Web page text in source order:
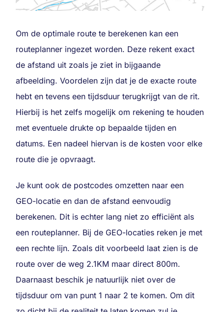
Om de optimale route te berekenen kan een
routeplanner ingezet worden. Deze rekent exact
de afstand uit zoals je ziet in bijgaande
afbeelding. Voordelen zijn dat je de exacte route
hebt en tevens een tijdsduur terugkrijgt van de rit.
Hierbij is het zelfs mogelijk om rekening te houden
met eventuele drukte op bepaalde tijden en
datums. Een nadeel hiervan is de kosten voor elke
route die je opvraagt.
Je kunt ook de postcodes omzetten naar een
GEO-locatie en dan de afstand eenvoudig
berekenen. Dit is echter lang niet zo efficiënt als
een routeplanner. Bij de GEO-locaties reken je met
een rechte lijn. Zoals dit voorbeeld laat zien is de
route over de weg 2.1KM maar direct 800m.
Daarnaast beschik je natuurlijk niet over de
tijdsduur om van punt 1 naar 2 te komen. Om dit